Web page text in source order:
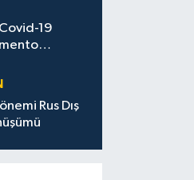
19
Rus Dış